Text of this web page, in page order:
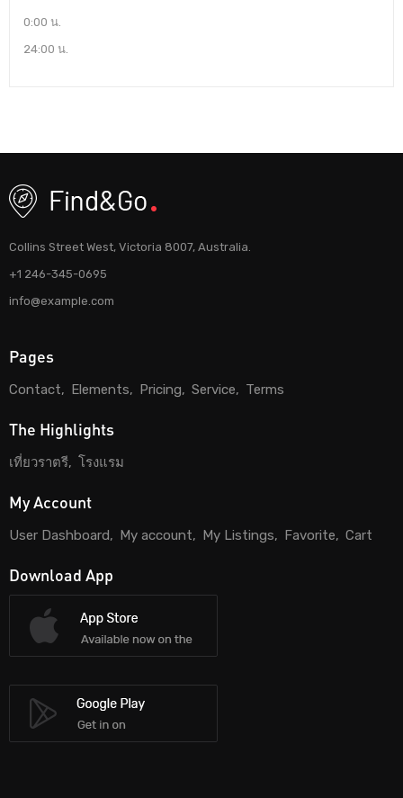
0:00 น.
24:00 น.
Collins Street West, Victoria 8007, Australia.
+1 246-345-0695
info@example.com
Pages
Contact Elements Pricing Service Terms
The Highlights
เที่ยวราตรี โรงแรม
My Account
User Dashboard My account My Listings Favorite Cart
Download App